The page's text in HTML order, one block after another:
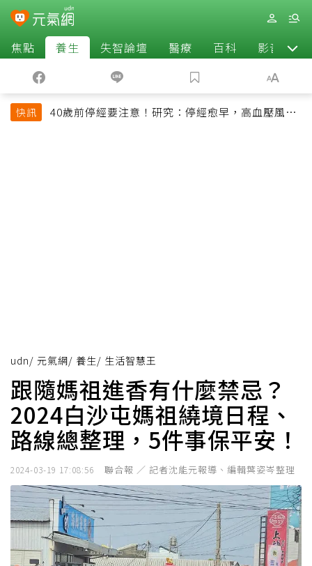
焦點 養生 失智論壇 醫療 百科 影音
快訊
40歲前停經要注意！研究：停經愈早，高血壓風險
udn/ 元氣網/ 養生/ 生活智慧王
跟隨媽祖進香有什麼禁忌？
2024白沙屯媽祖繞境日程、
路線總整理，5件事保平安！
2024-03-19 17:08:56 聯合報 ／ 記者沈能元報導、編輯葉姿岑整理